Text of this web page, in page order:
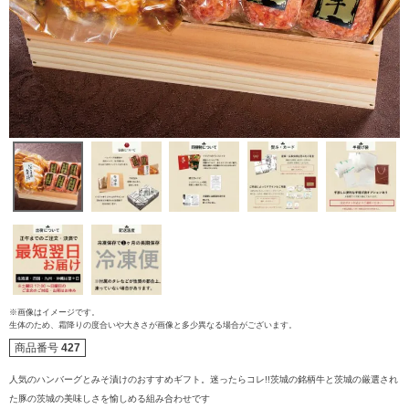
※画像はイメージです。
生体のため、霜降りの度合いや大きさが画像と多少異なる場合がございます。
商品番号 427
人気のハンバーグとみそ漬けのおすすめギフト。迷ったらコレ!!茨城の銘柄牛と茨城の厳選され
た豚の茨城の美味しさを愉しめる組み合わせです